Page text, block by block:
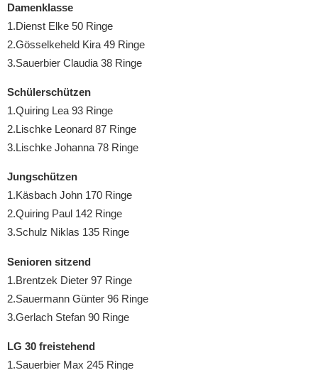
Damenklasse
1.Dienst Elke 50 Ringe
2.Gösselkeheld Kira 49 Ringe
3.Sauerbier Claudia 38 Ringe
Schülerschützen
1.Quiring Lea 93 Ringe
2.Lischke Leonard 87 Ringe
3.Lischke Johanna 78 Ringe
Jungschützen
1.Käsbach John 170 Ringe
2.Quiring Paul 142 Ringe
3.Schulz Niklas 135 Ringe
Senioren sitzend
1.Brentzek Dieter 97 Ringe
2.Sauermann Günter 96 Ringe
3.Gerlach Stefan 90 Ringe
LG 30 freistehend
1.Sauerbier Max 245 Ringe